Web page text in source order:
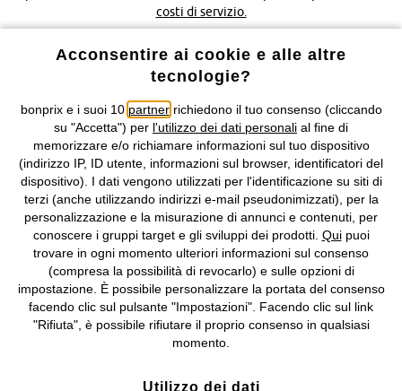
costi di servizio.
Condizioni di vendita Accessibilità
Informazioni legali Diritto di recesso
2026 bonprix.
Tutti i diritti riservati.
bonprix S.r.l. con socio unico, sede legale: via Adua 33 - 13855
Valdengo (BI) C.F. 01510910027 - P.I. 01939830020, Reg. Imprese di
IT09060P00000858, N. Reg. AEE: IT08020000002105 Capitale
Sociale: euro 1.000.000 i.v, Società soggetta all'attività di direzione
e coordinamento di bonprix Beteiligungs -Verwaltungsgesellschaft
Acconsentire ai cookie e alle altre
tecnologie?
bonprix e i suoi 10 partnerrichiedono il tuo consenso (cliccando
su "Accetta") per l'utilizzo dei dati personali al fine di
memorizzare e/o richiamare informazioni sul tuo dispositivo
(indirizzo IP, ID utente, informazioni sul browser, identificatori del
dispositivo). I dati vengono utilizzati per l'identificazione su siti di
terzi (anche utilizzando indirizzi e-mail pseudonimizzati), per la
personalizzazione e la misurazione di annunci e contenuti, per
conoscere i gruppi target e gli sviluppi dei prodotti. Quipuoi
trovare in ogni momento ulteriori informazioni sul consenso
(compresa la possibilità di revocarlo) e sulle opzioni di
impostazione. È possibile personalizzare la portata del consenso
facendo clic sul pulsante "Impostazioni". Facendo clic sul link
"Rifiuta", è possibile rifiutare il proprio consenso in qualsiasi
momento.
Utilizzo dei dati